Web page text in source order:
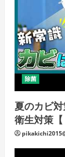
除菌
夏のカビ
衛生対策【